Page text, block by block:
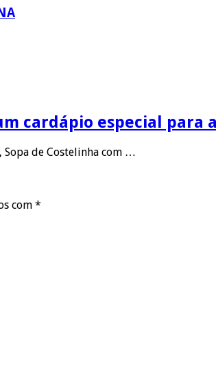
cardápio especial para
Sopa de Costelinha com …
com *